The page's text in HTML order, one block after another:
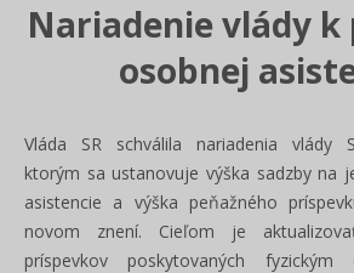
Nariadenie vlády
osobnej
Vláda SR schválila nariadenia vlády
ktorým sa ustanovuje výška sadzby na
asistencie a výška peňažného
novom znení. Cieľom je
príspevkov poskytovaných